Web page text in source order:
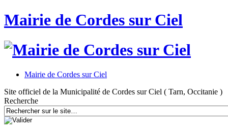
Mairie de Cordes sur Ciel
Mairie de Cordes sur Ciel
Site officiel de la Municipalité de Cordes sur Ciel ( Tarn, Occitanie )
Recherche